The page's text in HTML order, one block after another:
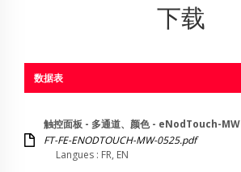
下载
数据表
触控面板 - 多通道、颜色 - eNodTouch-MW
FT-FE-ENODTOUCH-MW-0525.pdf
Langues : FR, EN